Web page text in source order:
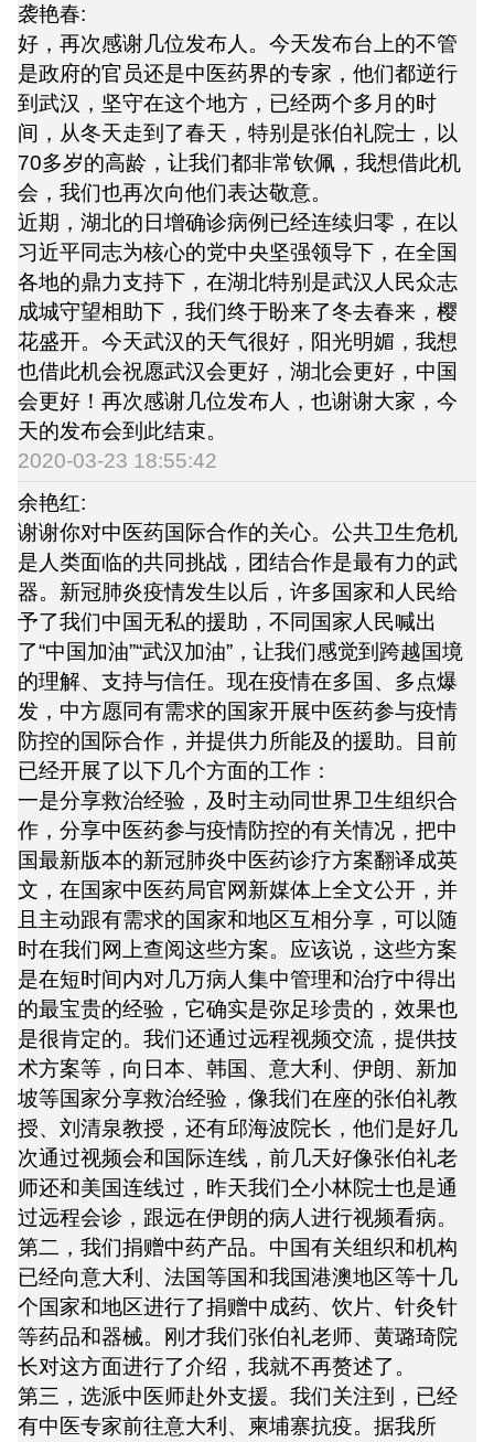
袭艳春:
好，再次感谢几位发布人。今天发布台上的不管
是政府的官员还是中医药界的专家，他们都逆行
到武汉，坚守在这个地方，已经两个多月的时
间，从冬天走到了春天，特别是张伯礼院士，以
70多岁的高龄，让我们都非常钦佩，我想借此机
会，我们也再次向他们表达敬意。
近期，湖北的日增确诊病例已经连续归零，在以
习近平同志为核心的党中央坚强领导下，在全国
各地的鼎力支持下，在湖北特别是武汉人民众志
成城守望相助下，我们终于盼来了冬去春来，樱
花盛开。今天武汉的天气很好，阳光明媚，我想
也借此机会祝愿武汉会更好，湖北会更好，中国
会更好！再次感谢几位发布人，也谢谢大家，今
天的发布会到此结束。
2020-03-23 18:55:42
余艳红:
谢谢你对中医药国际合作的关心。公共卫生危机
是人类面临的共同挑战，团结合作是最有力的武
器。新冠肺炎疫情发生以后，许多国家和人民给
予了我们中国无私的援助，不同国家人民喊出
了“中国加油”“武汉加油”，让我们感觉到跨越国境
的理解、支持与信任。现在疫情在多国、多点爆
发，中方愿同有需求的国家开展中医药参与疫情
防控的国际合作，并提供力所能及的援助。目前
已经开展了以下几个方面的工作：
一是分享救治经验，及时主动同世界卫生组织合
作，分享中医药参与疫情防控的有关情况，把中
国最新版本的新冠肺炎中医药诊疗方案翻译成英
文，在国家中医药局官网新媒体上全文公开，并
且主动跟有需求的国家和地区互相分享，可以随
时在我们网上查阅这些方案。应该说，这些方案
是在短时间内对几万病人集中管理和治疗中得出
的最宝贵的经验，它确实是弥足珍贵的，效果也
是很肯定的。我们还通过远程视频交流，提供技
术方案等，向日本、韩国、意大利、伊朗、新加
坡等国家分享救治经验，像我们在座的张伯礼教
授、刘清泉教授，还有邱海波院长，他们是好几
次通过视频会和国际连线，前几天好像张伯礼老
师还和美国连线过，昨天我们仝小林院士也是通
过远程会诊，跟远在伊朗的病人进行视频看病。
第二，我们捐赠中药产品。中国有关组织和机构
已经向意大利、法国等国和我国港澳地区等十几
个国家和地区进行了捐赠中成药、饮片、针灸针
等药品和器械。刚才我们张伯礼老师、黄璐琦院
长对这方面进行了介绍，我就不再赘述了。
第三，选派中医师赴外支援。我们关注到，已经
有中医专家前往意大利、柬埔寨抗疫。据我所